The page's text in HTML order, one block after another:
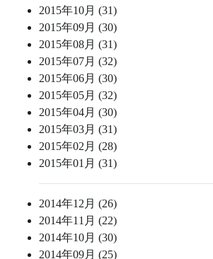
2015年10月 (31)
2015年09月 (30)
2015年08月 (31)
2015年07月 (32)
2015年06月 (30)
2015年05月 (32)
2015年04月 (30)
2015年03月 (31)
2015年02月 (28)
2015年01月 (31)
2014年12月 (26)
2014年11月 (22)
2014年10月 (30)
2014年09月 (25)